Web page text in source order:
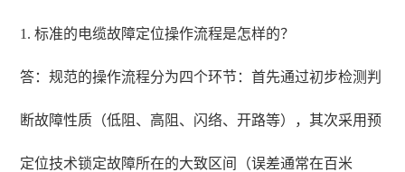
1. 标准的电缆故障定位操作流程是怎样的？
答：规范的操作流程分为四个环节：首先通过初步检测判
断故障性质（低阻、高阻、闪络、开路等），其次采用预
定位技术锁定故障所在的大致区间（误差通常在百米